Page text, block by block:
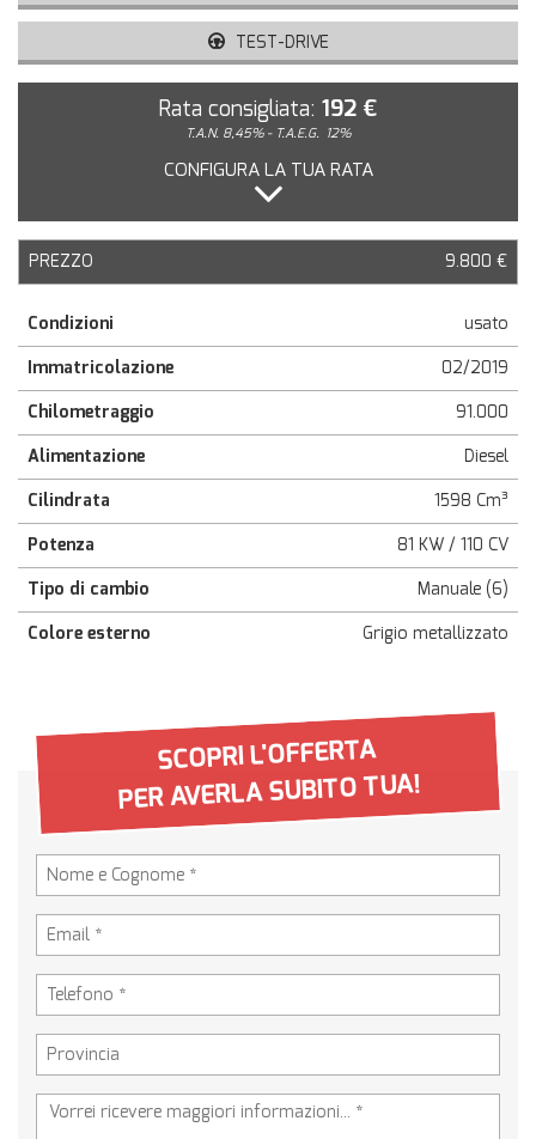
TEST-DRIVE
Rata consigliata: 192 €
T.A.N. 8,45% - T.A.E.G. 12%
CONFIGURA LA TUA RATA
PREZZO 9.800 €
Condizioni
usato
Immatricolazione
02/2019
Chilometraggio
91.000
Alimentazione
Diesel
Cilindrata
1598 Cm³
Potenza
81 KW / 110 CV
Tipo di cambio
Manuale (6)
Colore esterno
Grigio metallizzato
SCOPRI L'OFFERTA
PER AVERLA SUBITO TUA!